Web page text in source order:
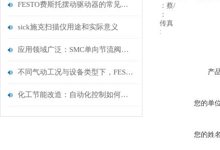
FESTO费斯托摆动驱动器的常见应用领域
sick施克扫描仪用途和实际意义
应用领域广泛：SMC单向节流阀在不同行业的应用及优势
不同气动工况与设备类型下，FESTO费斯托气控阀该如何匹配流量与压力控制需求？
化工节能改造：自动化控制如何降低 15% 能耗？
：蔡/
：
传真
:
产
您的单
您的姓